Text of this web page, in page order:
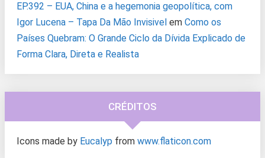
EP.392 – EUA, China e a hegemonia geopolítica, com
Igor Lucena – Tapa Da Mão Invisivel em Como os
Países Quebram: O Grande Ciclo da Dívida Explicado de
Forma Clara, Direta e Realista
CRÉDITOS
Icons made by Eucalyp from www.flaticon.com